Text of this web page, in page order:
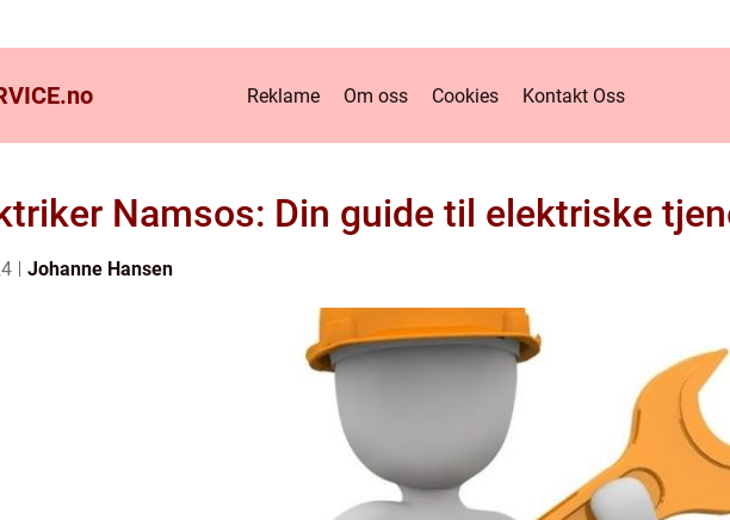
no Reklame Om oss Cookies Kontakt Oss
Namsos: Din guide til elektriske
Johanne Hansen